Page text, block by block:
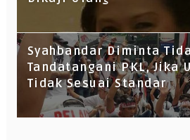
Syahbandar Diminta
Tandatangani PKL, Jika
Tidak Sesuai Standar